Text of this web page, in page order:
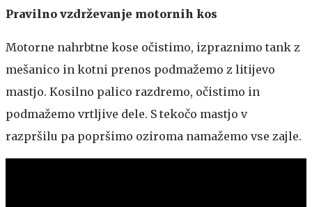
Pravilno vzdrževanje motornih kos
Motorne nahrbtne kose očistimo, izpraznimo tank z
mešanico in kotni prenos podmažemo z litijevo
mastjo. Kosilno palico razdremo, očistimo in
podmažemo vrtljive dele. S tekočo mastjo v
razpršilu pa popršimo oziroma namažemo vse zajle.